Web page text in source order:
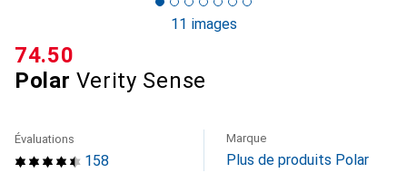
11 images
Polar Verity Sense
CHF
74.50
158
Évaluations Marque
Plus de produits Polar